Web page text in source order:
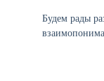
Будем рады